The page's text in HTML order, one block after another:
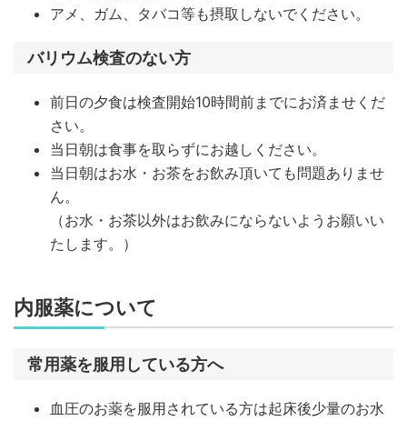
アメ、ガム、タバコ等も摂取しないでください。
バリウム検査のない方
前日の夕食は検査開始10時間前までにお済ませくだ
さい。
当日朝は食事を取らずにお越しください。
当日朝はお水・お茶をお飲み頂いても問題ありませ
ん。
（お水・お茶以外はお飲みにならないようお願いい
たします。）
内服薬について
常用薬を服用している方へ
血圧のお薬を服用されている方は起床後少量のお水